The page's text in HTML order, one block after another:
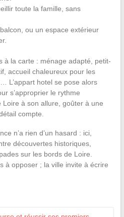
toute la famille, sans
ou un espace extérieur
à la carte : ménage adapté, petit-
accueil chaleureux pour les
L’appart hotel se pose alors
s’approprier le rythme
Loire à son allure, goûter à une
compte.
n’a rien d’un hasard : ici,
découvertes historiques,
sur les bords de Loire.
à opposer ; la ville invite à écrire